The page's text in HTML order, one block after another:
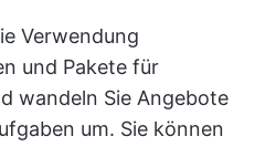
Verwendung
und Pakete für
wandeln Sie Angebote
um. Sie können